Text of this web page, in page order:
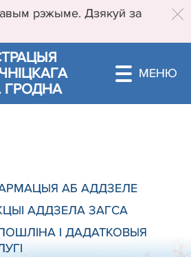
рэжыме. Дзякуй за
ГРОДНА
АБ АДДЗЕЛЕ
АДДЗЕЛА ЗАГСА
І ДАДАТКОВЫЯ